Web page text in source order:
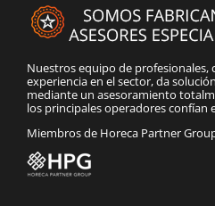
Nuestros equipo de profesionales,
experiencia en el sector, da
mediante un asesoramiento
los principales operadores confían
Miembros de Horeca Partner